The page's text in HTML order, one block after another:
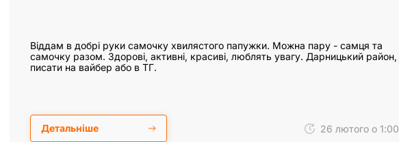
Віддам в добрі руки самочку хвилястого папужки. Можна пару - самця та
самочку разом. Здорові, активні, красиві, люблять увагу. Дарницький район,
писати на вайбер або в ТГ.
Детальніше 26 лютого о 1:00